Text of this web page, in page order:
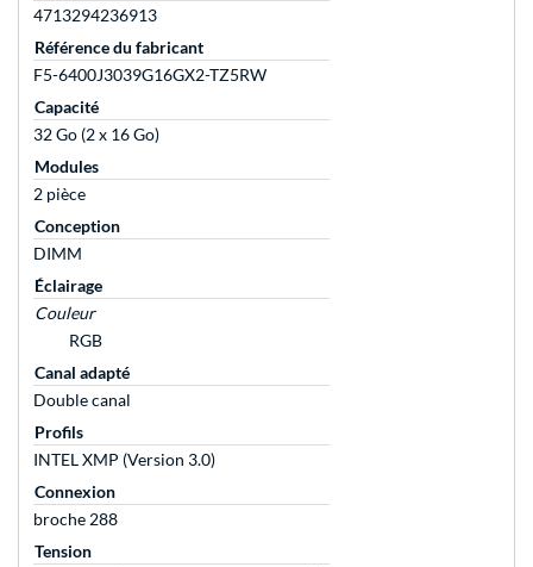
4713294236913
Référence du fabricant
F5-6400J3039G16GX2-TZ5RW
Capacité
32 Go (2 x 16 Go)
Modules
2 pièce
Conception
DIMM
Éclairage
Couleur
RGB
Canal adapté
Double canal
Profils
INTEL XMP (Version 3.0)
Connexion
broche 288
Tension